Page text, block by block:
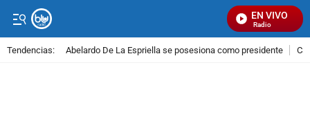
EN VIVO
Señal Visual Radio
Tendencias: Abelardo De La Espriella se posesiona como presidente